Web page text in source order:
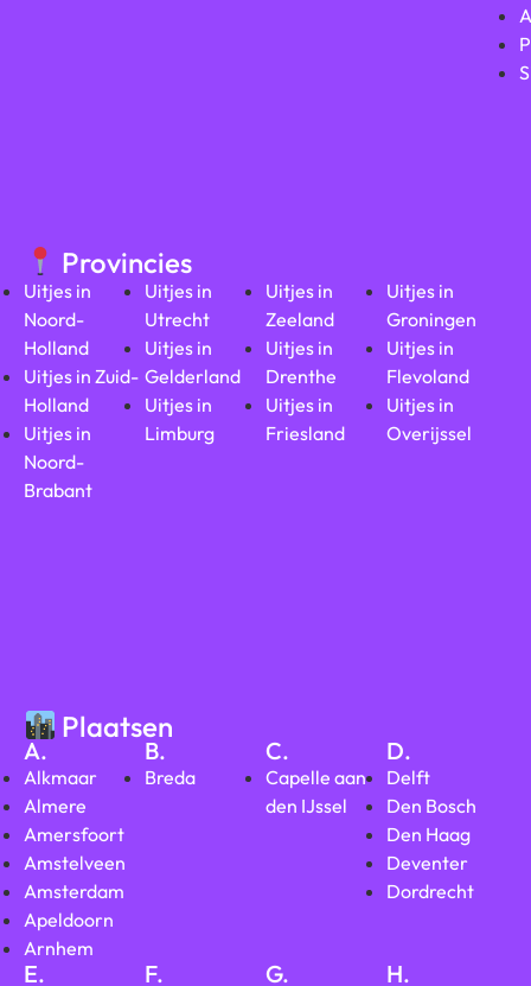
Provincies
Uitjes in
Noord-
Holland
Uitjes in Zuid-
Holland
Uitjes in
Noord-
Brabant
Uitjes in
Utrecht
Uitjes in
Gelderland
Uitjes in
Limburg
Uitjes in
Zeeland
Uitjes in
Drenthe
Uitjes in
Friesland
Uitjes in
Groningen
Uitjes in
Flevoland
Uitjes in
Overijssel
Plaatsen
A.
Alkmaar
Almere
Amersfoort
Amstelveen
Amsterdam
Apeldoorn
Arnhem
B.
Breda
C.
Capelle aan
den IJssel
D.
Delft
Den Bosch
Den Haag
Deventer
Dordrecht
E. F. G. H.